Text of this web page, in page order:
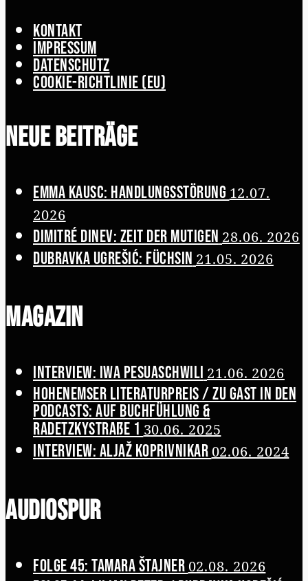
Kontakt
Impressum
Datenschutz
Cookie-Richtlinie (EU)
Neue Beiträge
Emma Kausc: Handlungsstörung 12.07.
2026
Dimitré Dinev: Zeit der Mutigen 28.06. 2026
Dubravka Ugrešić: Füchsin 21.05. 2026
Magazin
Interview: Iwa Pesuaschwili 21.06. 2026
Hohenemser Literaturpreis / Zu Gast in den
Podcasts: Auf Buchfühlung &
Radetzkystraße 1 30.06. 2025
Interview: Aljaž Koprivnikar 02.06. 2024
Audiospur
Folge 45: Tamara Štajner 02.08. 2026